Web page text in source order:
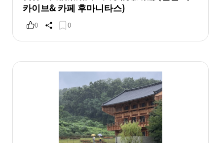
카이브& 카페 후마니타스)
0 0